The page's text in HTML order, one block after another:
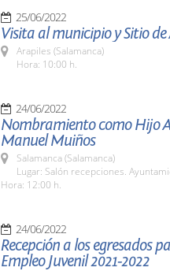
25/06/2022
Visita al municipio y Sitio de
Arapiles (Salamanca)
Hora: 10:00 h.
24/06/2022
Nombramiento como Hijo
Manuel Muiños
Salamanca (Salamanca)
Lugar: Salón recepciones.
Hora: 12:00 h.
24/06/2022
Recepción a los egresados
Empleo Juvenil 2021-2022